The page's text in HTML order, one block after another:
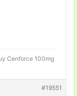
Cenforce 100mg
#19551